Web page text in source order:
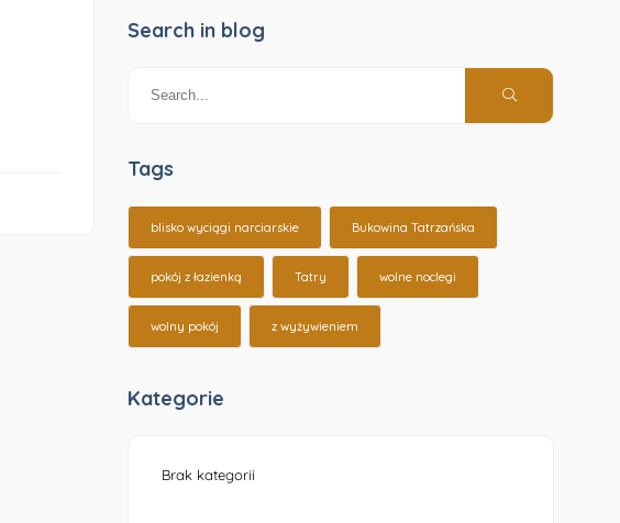
Search in blog
Tags
blisko wyciągi narciarskie Bukowina Tatrzańska
pokój z łazienką Tatry wolne noclegi
wolny pokój z wyżywieniem
Kategorie
Brak kategorii